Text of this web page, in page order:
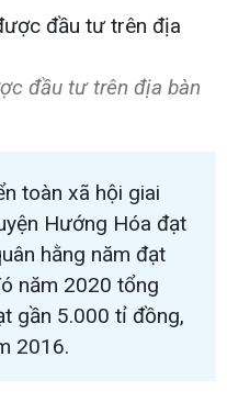
đầu tư trên địa bàn
toàn xã hội giai
Hướng Hóa đạt
hằng năm đạt
năm 2020 tổng
gần 5.000 tỉ đồng,
2016.​